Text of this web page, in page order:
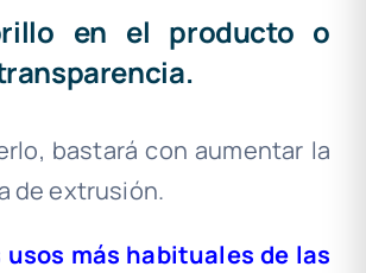
en el producto o
bastará con aumentar la
de extrusión.
usos más habituales de las